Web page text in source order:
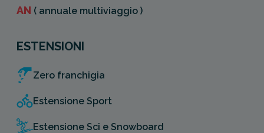
AN ( annuale multiviaggio )
ESTENSIONI
Zero franchigia
Estensione Sport
Estensione Sci e Snowboard